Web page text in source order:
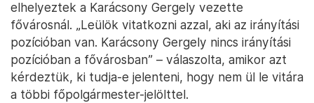
elhelyeztek a Karácsony Gergely vezette
fővárosnál. „Leülök vitatkozni azzal, aki az irányítási
pozícióban van. Karácsony Gergely nincs irányítási
pozícióban a fővárosban” – válaszolta, amikor azt
kérdeztük, ki tudja-e jelenteni, hogy nem ül le vitára
a többi főpolgármester-jelölttel.